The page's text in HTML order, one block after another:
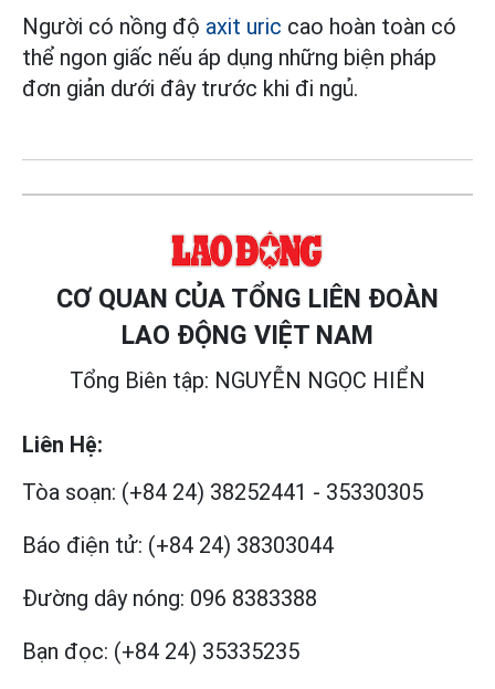
Người có nồng độ axit uric cao hoàn toàn có
thể ngon giấc nếu áp dụng những biện pháp
đơn giản dưới đây trước khi đi ngủ.
CƠ QUAN CỦA TỔNG LIÊN ĐOÀN
LAO ĐỘNG VIỆT NAM
Tổng Biên tập: NGUYỄN NGỌC HIỂN
Liên Hệ:
Tòa soạn: (+84 24) 38252441 - 35330305
Báo điện tử: (+84 24) 38303044
Đường dây nóng: 096 8383388
Bạn đọc: (+84 24) 35335235